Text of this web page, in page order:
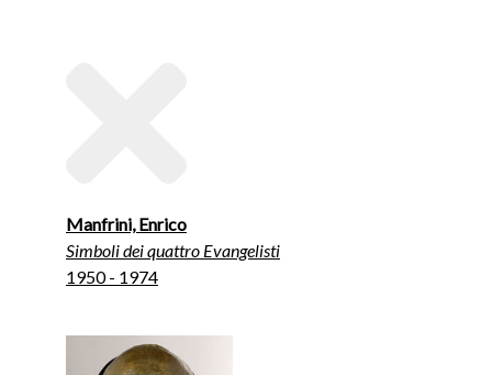
Manfrini, Enrico
Simboli dei quattro Evangelisti
1950 - 1974